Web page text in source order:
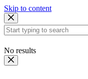
Skip to content
No results